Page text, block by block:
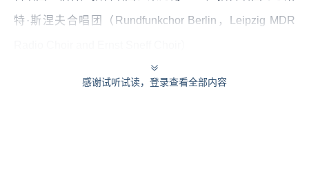
特·斯涅夫合唱团（Rundfunkchor Berlin，Leipzig MDR
感谢试听试读，登录查看全部内容